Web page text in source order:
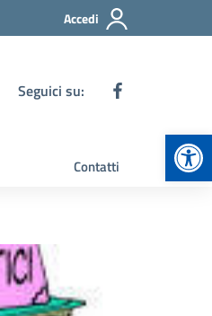
Accedi
Seguici su:
Contatti